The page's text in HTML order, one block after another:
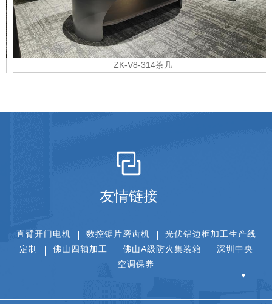
ZK-V8-314茶几
友情链接
直臂开门电机 数控锯片磨齿机
光伏铝边框加工生产线
定制
佛山四轴加工 佛山A级防火集装箱
深圳中央
空调保养
▼